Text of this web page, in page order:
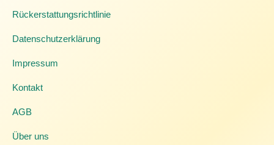
Rückerstattungsrichtlinie
Datenschutzerklärung
Impressum
Kontakt
AGB
Über uns